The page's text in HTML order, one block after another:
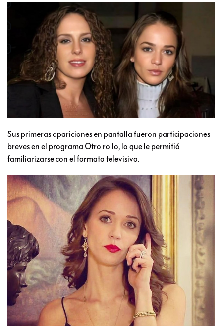
Sus primeras apariciones en pantalla fueron participaciones
breves en el programa Otro rollo, lo que le permitió
familiarizarse con el formato televisivo.